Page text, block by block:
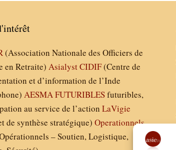
(Association Nationale des Officiers de
en Retraite)AsialystCIDIF(Centre de
et d’information de l’Inde
AESMAFUTURIBLESfuturibles,
au service de l’actionLaVigie
de synthèse stratégique)Operationnels
– Soutien, Logistique,